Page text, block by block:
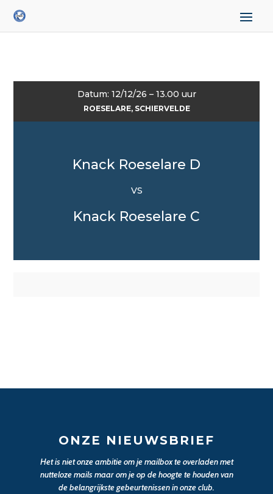
Datum: 12/12/26 – 13.00 uur
ROESELARE, SCHIERVELDE
Knack Roeselare D
VS
Knack Roeselare C
ONZE NIEUWSBRIEF
Het is niet onze ambitie om je mailbox te overladen met
nutteloze mails maar om je op de hoogte te houden van
de belangrijkste gebeurtenissen in onze club.